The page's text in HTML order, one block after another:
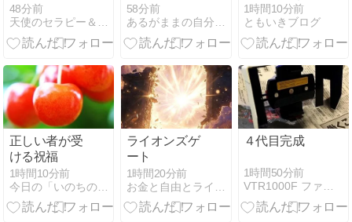
ク！
48分前
天使のセラピー＆ボディケア「天使と一緒」 京阪香里園駅下車
もう始まって
いました♡
58分前
あるがままの自分で望む人生を創造する
じる勇気を持
つ
1時間10分前
ともいきブログ
正しい者が受
ける祝福
1時間10分前
今日の「いのちのパン」
ライオンズゲ
ート
1時間20分前
４代目完成
1時間50分前